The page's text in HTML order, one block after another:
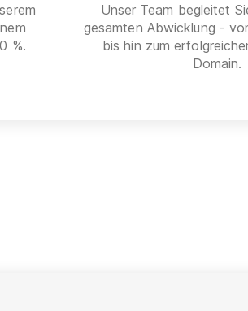
%.
Unser Team begleitet
gesamten Abwicklung -
bis hin zum
Domain.